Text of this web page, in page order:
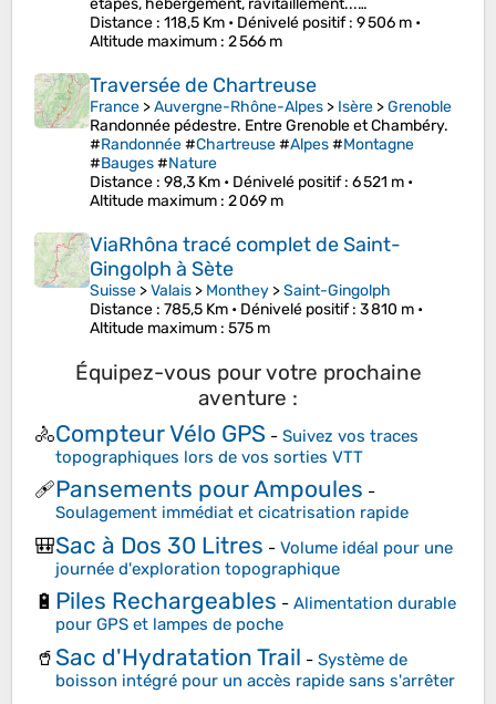
étapes, hébergement, ravitaillement...…
Distance : 118,5 Km • Dénivelé positif: 9 506 m •
Altitude maximum : 2 566 m
Traversée de Chartreuse
France >Auvergne-Rhône-Alpes > Isère >Grenoble
Randonnée pédestre. Entre Grenoble et Chambéry.
#Randonnée#Chartreuse#Alpes#Montagne
#Bauges#Nature
Distance : 98,3 Km • Dénivelé positif: 6 521 m •
Altitude maximum : 2 069 m
ViaRhôna tracé complet de Saint-
Gingolph à Sète
Suisse >Valais > Monthey >Saint-Gingolph
Distance : 785,5 Km • Dénivelé positif: 3 810 m •
Altitude maximum : 575 m
Équipez-vous pour votre prochaine
aventure :
🚴Compteur Vélo GPS - Suivez vos traces
topographiques lors de vos sorties VTT
🩹Pansements pour Ampoules -
Soulagement immédiat et cicatrisation rapide
🎒Sac à Dos 30 Litres - Volume idéal pour une
journée d'exploration topographique
🔋 Piles Rechargeables - Alimentation durable
pour GPS et lampes de poche
🥤 Sac d'Hydratation Trail - Système de
boisson intégré pour un accès rapide sans s'arrêter